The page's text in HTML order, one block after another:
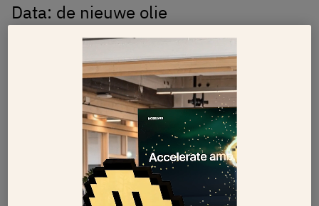
Data: de nieuwe olie
(maar dan zonder milieuproblemen)
Data is goud waard, maar zoals met elk waardevol goed, moet je
het slim gebruiken. Moderne digitale platforms zorgen ervoor
dat data geen last wordt, maar een kracht. Ze zetten ruwe data
om in actiegerichte inzichten waarmee je bedrijf stappen kan
Realtime dashboards brengen KPI’s tot leven, systemen zorgen
ervoor dat je altijd aan wet- en regelgeving voldoet, en zelfs de
meest sceptische collega in je team wordt overtuigd door de